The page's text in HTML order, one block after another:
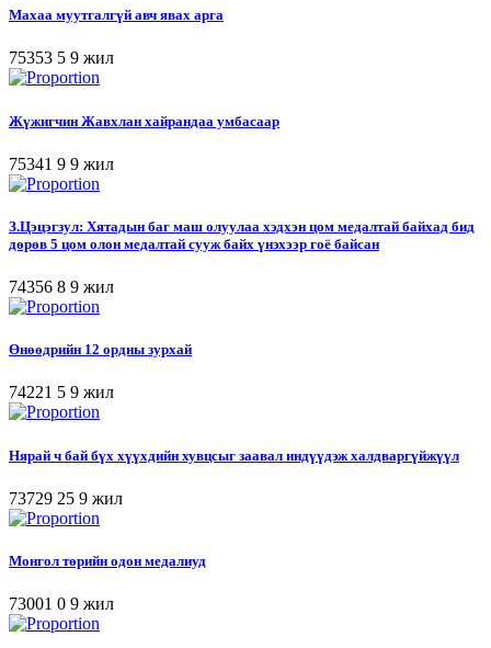
Махаа муутгалгүй авч явах арга
75353 5 9 жил
Жүжигчин Жавхлан хайрандаа умбасаар
75341 9 9 жил
З.Цэцэгзул: Хятадын баг маш олуулаа хэдхэн цом медалтай байхад бид
дөрөв 5 цом олон медалтай сууж байх үнэхээр гоё байсан
74356 8 9 жил
Өнөөдрийн 12 ордны зурхай
74221 5 9 жил
Нярай ч бай бүх хүүхдийн хувцсыг заавал индүүдэж халдваргүйжүүл
73729 25 9 жил
Монгол төрийн одон медалиуд
73001 0 9 жил